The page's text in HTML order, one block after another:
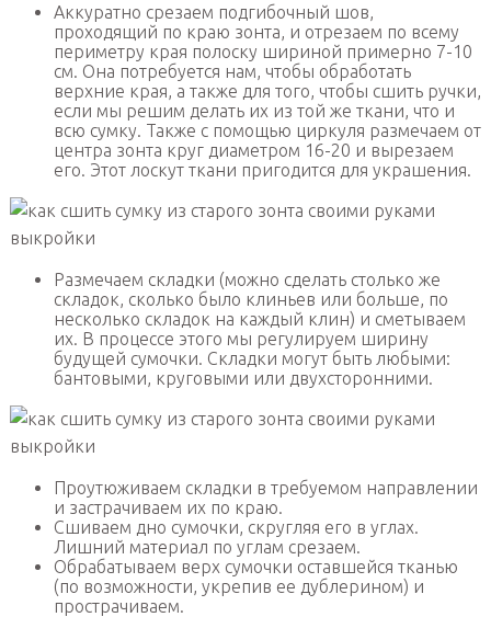
Аккуратно срезаем подгибочный шов,
проходящий по краю зонта, и отрезаем по всему
периметру края полоску шириной примерно 7-10
см. Она потребуется нам, чтобы обработать
верхние края, а также для того, чтобы сшить ручки,
если мы решим делать их из той же ткани, что и
всю сумку. Также с помощью циркуля размечаем от
центра зонта круг диаметром 16-20 и вырезаем
его. Этот лоскут ткани пригодится для украшения.
Размечаем складки (можно сделать столько же
складок, сколько было клиньев или больше, по
несколько складок на каждый клин) и сметываем
их. В процессе этого мы регулируем ширину
будущей сумочки. Складки могут быть любыми:
бантовыми, круговыми или двухсторонними.
Проутюживаем складки в требуемом направлении
и застрачиваем их по краю.
Сшиваем дно сумочки, скругляя его в углах.
Лишний материал по углам срезаем.
Обрабатываем верх сумочки оставшейся тканью
(по возможности, укрепив ее дублерином) и
прострачиваем.